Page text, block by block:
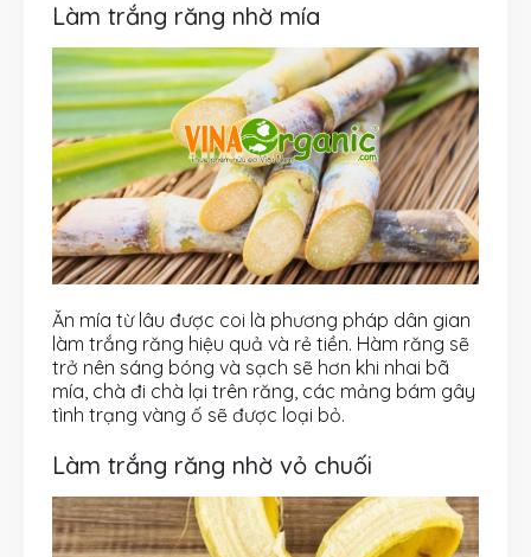
Làm trắng răng nhờ mía
Ăn mía từ lâu được coi là phương pháp dân gian
làm trắng răng hiệu quả và rẻ tiền. Hàm răng sẽ
trở nên sáng bóng và sạch sẽ hơn khi nhai bã
mía, chà đi chà lại trên răng, các mảng bám gây
tình trạng vàng ố sẽ được loại bỏ.
Làm trắng răng nhờ vỏ chuối